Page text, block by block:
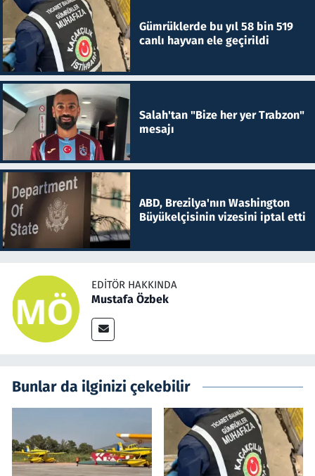
Gümrüklerde bu yıl 58 bin 519
canlı hayvan ele geçirildi
Salah'tan "Bize her yer Trabzon"
mesajı
ABD, Brezilya'nın Washington
Büyükelçisinin vizesini iptal etti
EDITÖR HAKKINDA
Mustafa Özbek
Bunlar da ilginizi çekebilir